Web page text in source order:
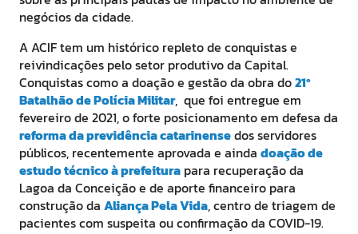
negócios da cidade.
A ACIF tem um histórico repleto de conquistas e
reivindicações pelo setor produtivo da Capital.
Conquistas como a doação e gestão da obra do21º
Batalhão de Polícia Militar, que foi entregue em
fevereiro de 2021, o forte posicionamento em defesa da
reforma da previdência catarinensedos servidores
públicos, recentemente aprovada e ainda doação de
estudo técnico à prefeitura para recuperação da
Lagoa da Conceição e de aporte financeiro para
construção da Aliança Pela Vida, centro de triagem de
pacientes com suspeita ou confirmação da COVID-19.